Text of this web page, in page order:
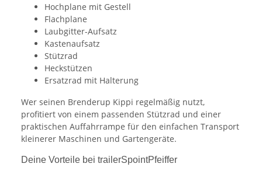
Hochplane mit Gestell
Flachplane
Laubgitter-Aufsatz
Kastenaufsatz
Stützrad
Heckstützen
Ersatzrad mit Halterung
Wer seinen Brenderup Kippi regelmäßig nutzt,
profitiert von einem passenden Stützrad und einer
praktischen Auffahrrampe für den einfachen Transport
kleinerer Maschinen und Gartengeräte.
Deine Vorteile bei trailerSpointPfeiffer